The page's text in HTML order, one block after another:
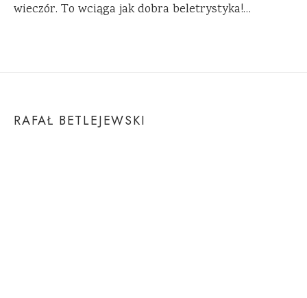
wieczór. To wciąga jak dobra beletrystyka!…
RAFAŁ BETLEJEWSKI